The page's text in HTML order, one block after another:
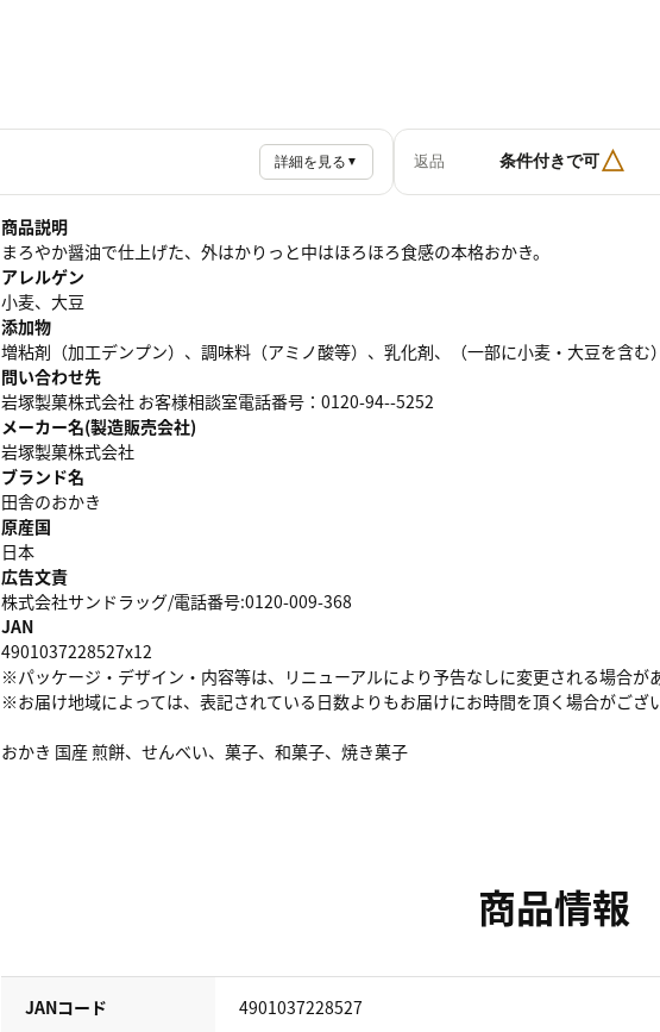
詳細を見る ▼ 返品 条件付きで可△
商品説明
まろやか醤油で仕上げた、外はかりっと中はほろほろ食感の本格おかき。
アレルゲン
小麦、大豆
添加物
増粘剤（加工デンプン）、調味料（アミノ酸等）、乳化剤、（一部に小麦・大豆を含む
問い合わせ先
岩塚製菓株式会社 お客様相談室電話番号：0120-94--5252
メーカー名(製造販売会社)
岩塚製菓株式会社
ブランド名
田舎のおかき
原産国
日本
広告文責
株式会社サンドラッグ/電話番号:0120-009-368
JAN
4901037228527x12
※パッケージ・デザイン・内容等は、リニューアルにより予告なしに変更される場合が
※お届け地域によっては、表記されている日数よりもお届けにお時間を頂く場合がござ
おかき 国産 煎餅、せんべい、菓子、和菓子、焼き菓子
商品情報
JANコード 4901037228527